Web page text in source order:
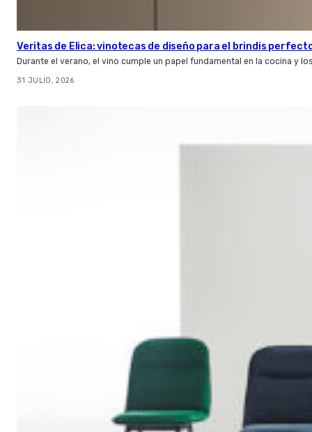
Veritas de Elica: vinotecas de diseño para el brindis
Durante el verano, el vino cumple un papel fundamental en la cocina y
31 JULIO, 2026